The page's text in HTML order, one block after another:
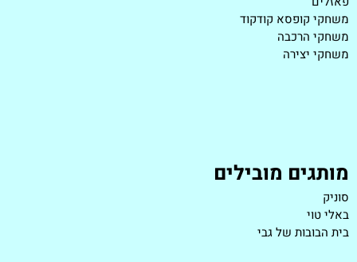
משחקי קופסא קודקוד
משחקי הרכבה
משחקי יצירה
מותגים מובילים
סוניק
באלי טוי
בית הבובות של גבי